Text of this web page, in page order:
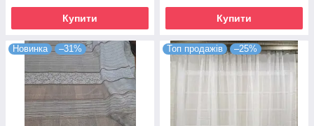
Купити Купити
Новинка –31% Топ продажів –25%